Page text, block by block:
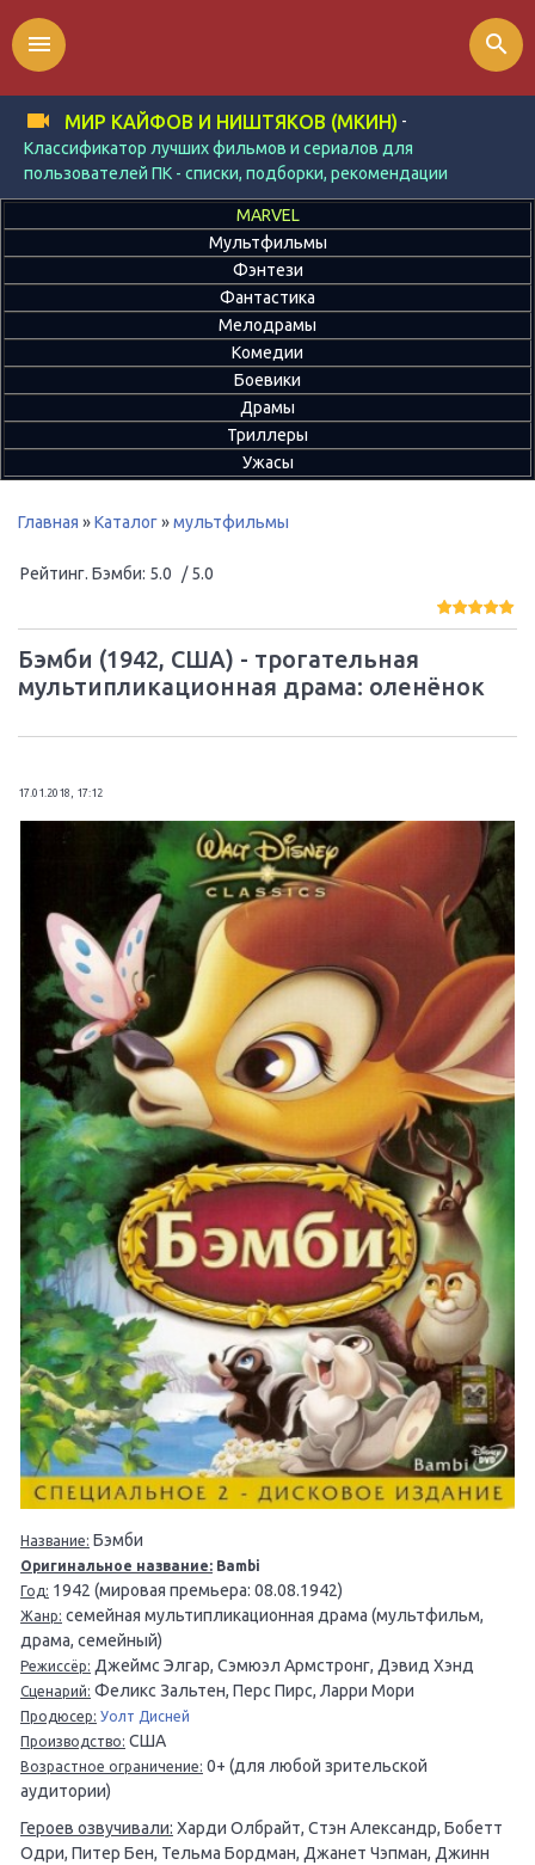
МИР КАЙФОВ И НИШТЯКОВ (МКИН) -
Классификатор лучших фильмов и сериалов для
пользователей ПК - списки, подборки, рекомендации
menu search
MARVEL
Мультфильмы
Фэнтези
Фантастика
Мелодрамы
Комедии
Боевики
Драмы
Триллеры
Ужасы
Главная »Каталог»мультфильмы
Рейтинг. Бэмби: 5.0 / 5.0
Бэмби (1942, США) - трогательная
мультипликационная драма: оленёнок
17.01.2018, 17:12
Название: Бэмби
Оригинальное название: Bambi
Год: 1942 (мировая премьера: 08.08.1942)
Жанр: семейная мультипликационная драма (мультфильм,
драма, семейный)
Режиссёр: Джеймс Элгар, Сэмюэл Армстронг, Дэвид Хэнд
Сценарий: Феликс Зальтен, Перс Пирс, Ларри Мори
Продюсер: Уолт Дисней
Производство: США
Возрастное ограничение: 0+ (для любой зрительской
аудитории)
Героев озвучивали: Харди Олбрайт, Стэн Александр, Бобетт
Одри, Питер Бен, Тельма Бордман, Джанет Чэпман, Джинн